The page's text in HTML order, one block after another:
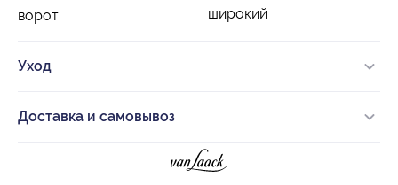
ворот
широкий
Уход
Доставка и самовывоз